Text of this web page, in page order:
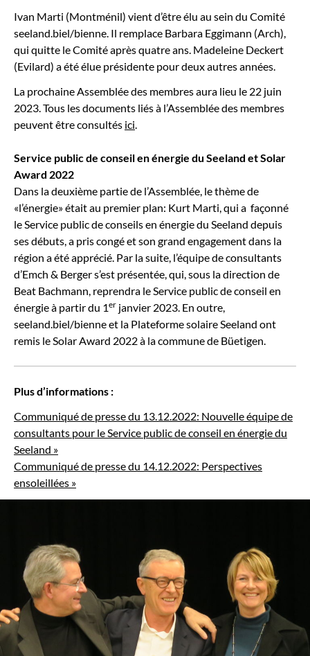
Ivan Marti (Montménil) vient d’être élu au sein du Comité
seeland.biel/bienne. Il remplace Barbara Eggimann (Arch),
qui quitte le Comité après quatre ans. Madeleine Deckert
(Evilard) a été élue présidente pour deux autres années.
La prochaine Assemblée des membres aura lieu le 22 juin
2023. Tous les documents liés à l’Assemblée des membres
peuvent être consultés ici.
Service public de conseil en énergie du Seeland et Solar
Award 2022
Dans la deuxième partie de l’Assemblée, le thème de
«l’énergie» était au premier plan: Kurt Marti, qui a façonné
le Service public de conseils en énergie du Seeland depuis
ses débuts, a pris congé et son grand engagement dans la
région a été apprécié. Par la suite, l’équipe de consultants
d’Emch & Berger s’est présentée, qui, sous la direction de
Beat Bachmann, reprendra le Service public de conseil en
énergie à partir du 1er janvier 2023. En outre,
seeland.biel/bienne et la Plateforme solaire Seeland ont
remis le Solar Award 2022 à la commune de Büetigen.
Plus d’informations :
Communiqué de presse du 13.12.2022: Nouvelle équipe de
consultants pour le Service public de conseil en énergie du
Seeland »
Communiqué de presse du 14.12.2022: Perspectives
ensoleillées »